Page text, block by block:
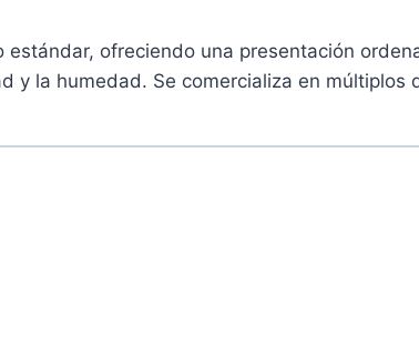
ofreciendo una presentación
y la humedad. Se comercializa en